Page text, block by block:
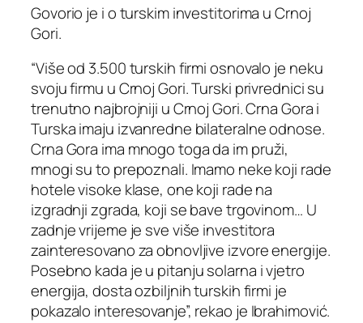
Govorio je i o turskim investitorima u Crnoj
Gori.
“Više od 3.500 turskih firmi osnovalo je neku
svoju firmu u Crnoj Gori. Turski privrednici su
trenutno najbrojniji u Crnoj Gori. Crna Gora i
Turska imaju izvanredne bilateralne odnose.
Crna Gora ima mnogo toga da im pruži,
mnogi su to prepoznali. Imamo neke koji rade
hotele visoke klase, one koji rade na
izgradnji zgrada, koji se bave trgovinom… U
zadnje vrijeme je sve više investitora
zainteresovano za obnovljive izvore energije.
Posebno kada je u pitanju solarna i vjetro
energija, dosta ozbiljnih turskih firmi je
pokazalo interesovanje”, rekao je Ibrahimović.